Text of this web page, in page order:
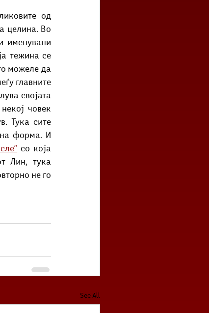
целина. Во
именувани
тежина се
можеле да
главните
својата
човек
Тука сите
форма. И
со која
Лин, тука
не го
See All